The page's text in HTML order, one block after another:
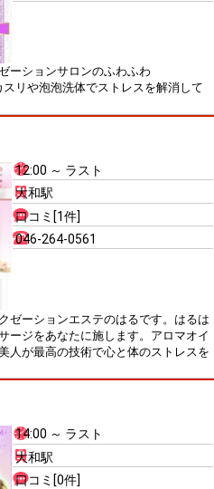
ーションサロンのふわふわ
リや泡泡洗体でストレスを解消して
12:00 ～ ラスト
大和駅
口コミ[1件]
046-264-0561
ゼーションエステのはるです。はるは
ージをあなたに施します。アロマオイ
人が最高の技術で心と体のストレスを
14:00 ～ ラスト
大和駅
口コミ[0件]